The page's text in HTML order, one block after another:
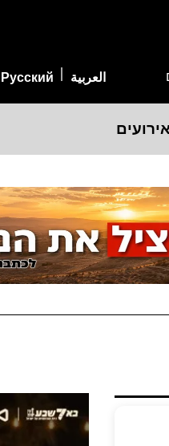
العربية Русский
אירועים